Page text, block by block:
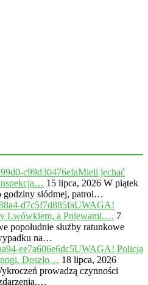
Mieli jechać
15 lipca, 2026 W piątek
godziny siódmej, patrol…
UWAGA!
Lwówkiem, a Pniewami.… 7
popołudnie służby ratunkowe
na…
UWAGA! Policja
Doszło… 18 lipca, 2026
prowadzą czynności